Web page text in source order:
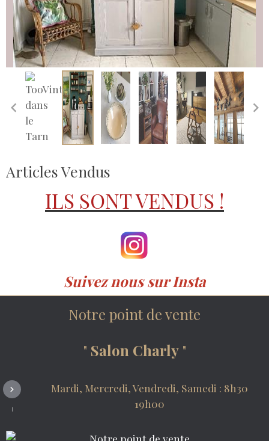
Articles Vendus
ILS SONT VENDUS !
Suivez nous sur Insta
Notre point de vente
" Salon Charly"
Mardi, Mercredi, Vendredi, Samedi : 8h30
19h00